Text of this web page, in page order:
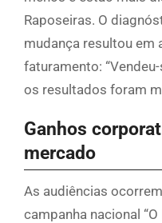
Raposeiras. O
mudança resultou em
faturamento:
os resultados foram
Ganhos
mercado
As audiências
campanha nacional